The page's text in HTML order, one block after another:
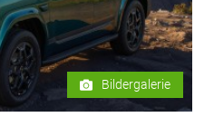
Bildergalerie